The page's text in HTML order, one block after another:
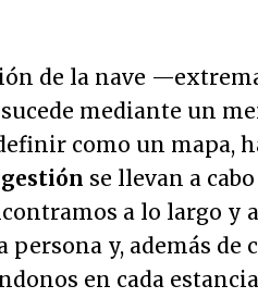
de la nave
mediante un
como un mapa,
se llevan a
a lo largo y
persona y, además de
en cada